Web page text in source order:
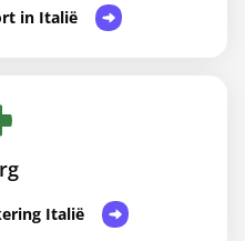
in Italië
Italië